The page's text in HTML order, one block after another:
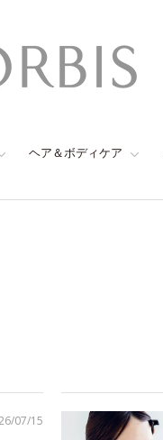
ヘア＆ボディケア
07/15